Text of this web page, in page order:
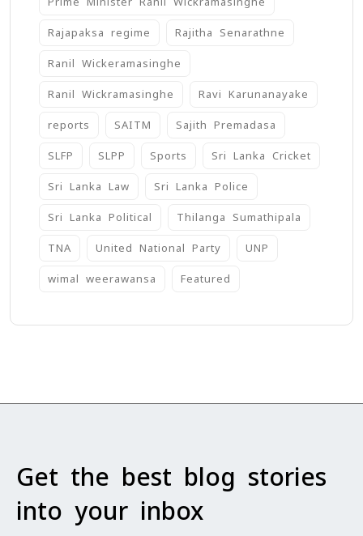
Rajapaksa regime Rajitha Senarathne
Ranil Wickeramasinghe
Ranil Wickramasinghe Ravi Karunanayake
reports SAITM Sajith Premadasa
SLFP SLPP Sports Sri Lanka Cricket
Sri Lanka Law Sri Lanka Police
Sri Lanka Political Thilanga Sumathipala
TNA United National Party UNP
wimal weerawansa ‍Featured
Get the best blog stories
into your inbox